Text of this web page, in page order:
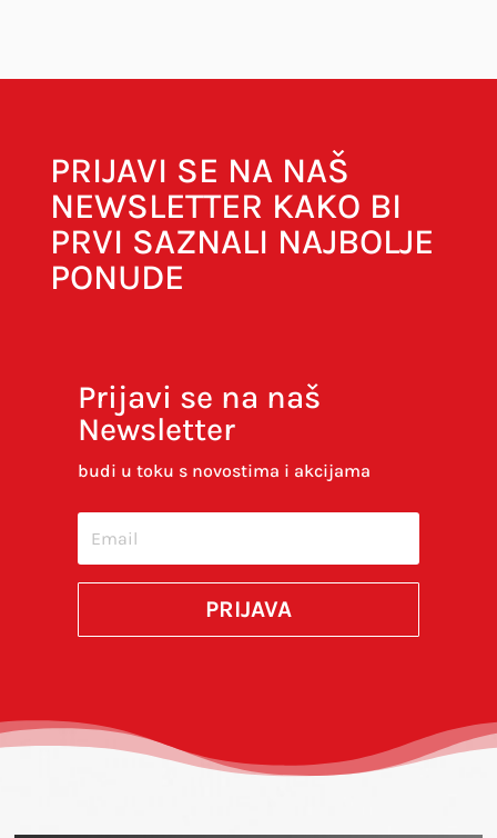
Spremi moje ime, e-poštu i web-stranicu u
budem komentirao.
PRIJAVI SE NA NAŠ
NEWSLETTER KAKO BI
PRVI SAZNALI NAJBOLJE
PONUDE
Prijavi se na naš
Newsletter
budi u toku s novostima i akcijama
PRIJAVA